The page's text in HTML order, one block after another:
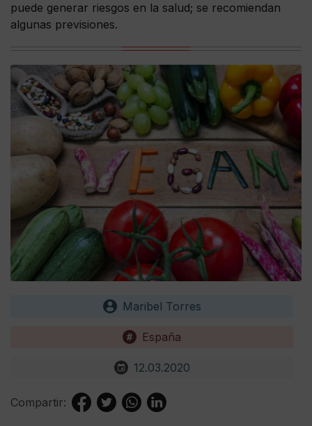
puede generar riesgos en la salud; se recomiendan
algunas previsiones.
Maribel Torres
España
12.03.2020
Compartir: